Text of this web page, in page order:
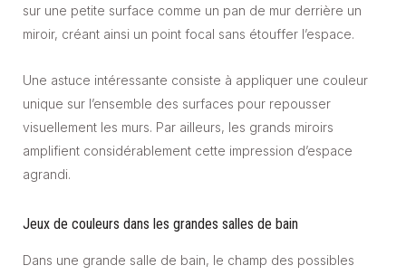
sur une petite surface comme un pan de mur derrière un
miroir, créant ainsi un point focal sans étouffer l’espace.
Une astuce intéressante consiste à appliquer une couleur
unique sur l’ensemble des surfaces pour repousser
visuellement les murs. Par ailleurs, les grands miroirs
amplifient considérablement cette impression d’espace
agrandi.
Jeux de couleurs dans les grandes salles de bain
Dans une grande salle de bain, le champ des possibles